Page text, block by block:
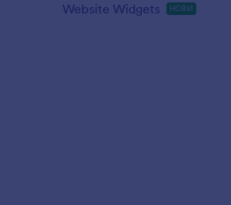
Website Widgets НОВИ